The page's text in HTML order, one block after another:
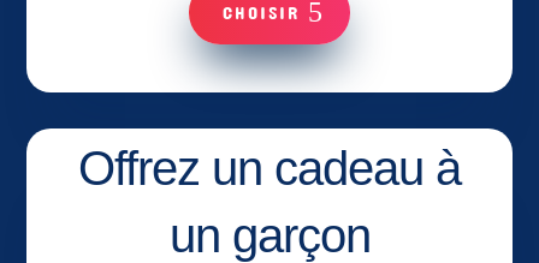
CHOISIR
Offrez un cadeau à
un garçon